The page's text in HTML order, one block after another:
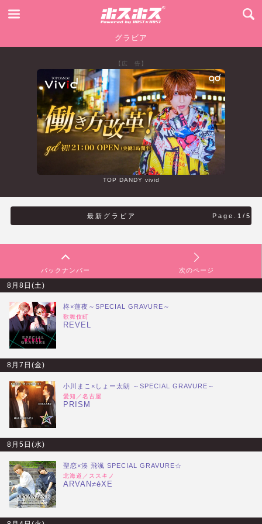
グラビア
【広 告】
TOP DANDY vivid
Page.1/5
最新グラビア
バックナンバー 次のページ
8月8日(土)
柊×蓮夜～SPECIAL GRAVURE～
歌舞伎町
REVEL
8月7日(金)
小川まこ×しょー太朗 ～SPECIAL GRAVURE～
愛知／名古屋
PRISM
8月5日(水)
聖恋×湊 飛颯 SPECIAL GRAVURE☆
北海道／ススキノ
ARVAN≠éXE